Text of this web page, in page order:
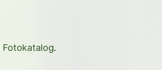
Fotokatalog.